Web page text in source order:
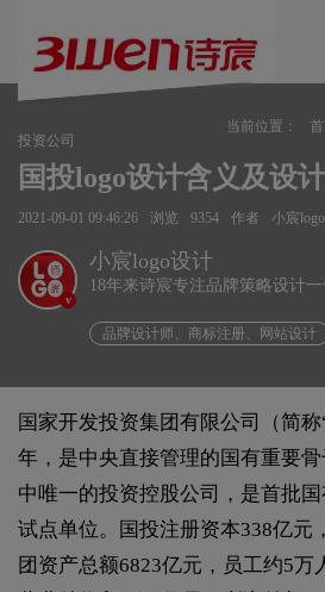
当前位置：
投资公司
国投logo设计含义及设
2021-09-01 09:46:26 浏览 9354 作者 小宸
v
小宸logo设计
18年来诗宸专注品牌策略设计
品牌设计师、商标注册、网站设计
国家开发投资集团有限公司（简
年，是中央直接管理的国有重要
中唯一的投资控股公司，是首批
试点单位。国投注册资本338亿元
团资产总额6823亿元，员工约5万